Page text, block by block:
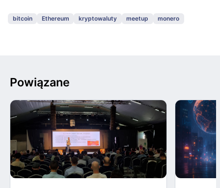
bitcoin Ethereum kryptowaluty meetup monero
Powiązane